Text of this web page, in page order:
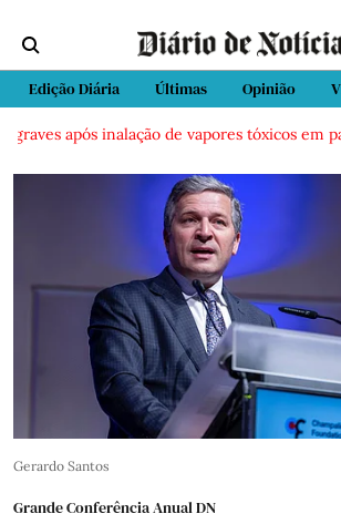
Edição Diária Últimas Opinião
após inalação de vapores tóxicos em
Gerardo Santos
Grande Conferência Anual DN